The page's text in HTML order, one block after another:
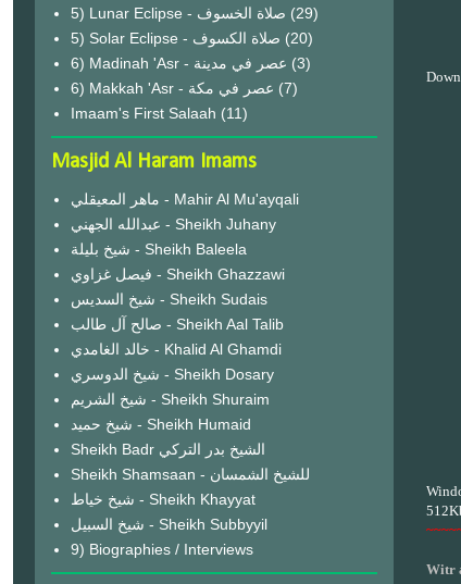
Witr
5) Lunar Eclipse - صلاة الخسوف (29)
(20)
6) Madinah 'Asr - عصر في مدينة (3)
6) Makkah 'Asr - عصر في مكة (7)
Imaam's First Salaah (11)
Masjid Al Haram Imams
ماهر المعيقلي - Mahir Al Mu'ayqali
عبدالله الجهني - Sheikh Juhany
شيخ بليلة - Sheikh Baleela
فيصل غزاوي - Sheikh Ghazzawi
شيخ السديس - Sheikh Sudais
صالح آل طالب - Sheikh Aal Talib
خالد الغامدي - Khalid Al Ghamdi
شيخ الدوسري - Sheikh Dosary
شيخ الشريم - Sheikh Shuraim
شيخ حميد - Sheikh Humaid
Sheikh Badr الشيخ بدر التركي
Sheikh Shamsaan - للشيخ الشمسان
شيخ خياط - Sheikh Khayyat
شيخ السبيل - Sheikh Subbyyil
9) Biographies / Interviews